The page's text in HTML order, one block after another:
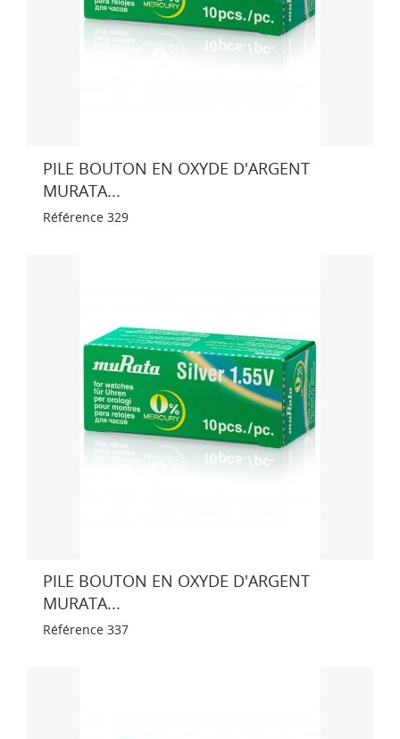
PILE BOUTON EN OXYDE D'ARGENT
MURATA...
Référence 329
PILE BOUTON EN OXYDE D'ARGENT
MURATA...
Référence 337